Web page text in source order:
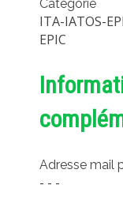
THÈSES
NOS TRAVAUX EN
Catégorie
ITA-IATOS-
EPIC
Adresse mail
- - -